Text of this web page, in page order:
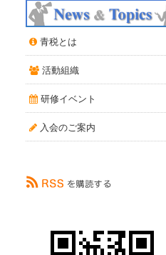
青税とは
活動組織
研修イベント
入会のご案内